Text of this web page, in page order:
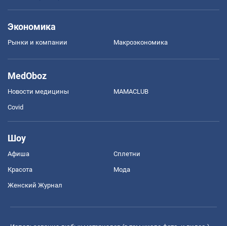
Экономика
Рынки и компании Mакроэкономика
MedOboz
Новости медицины MAMACLUB
Covid
Шоу
Афиша Сплетни
Красота Мода
Женский Журнал